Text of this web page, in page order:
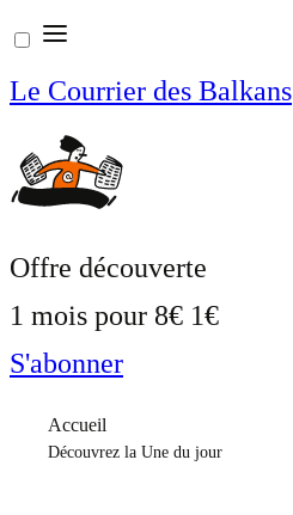
Aller
au
contenu
Le Courrier des Balkans
Offre découverte
1 mois pour 8€ 1€
S'abonner
Accueil
Découvrez la Une du jour